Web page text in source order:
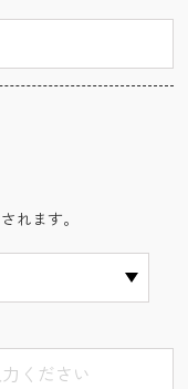
れます。